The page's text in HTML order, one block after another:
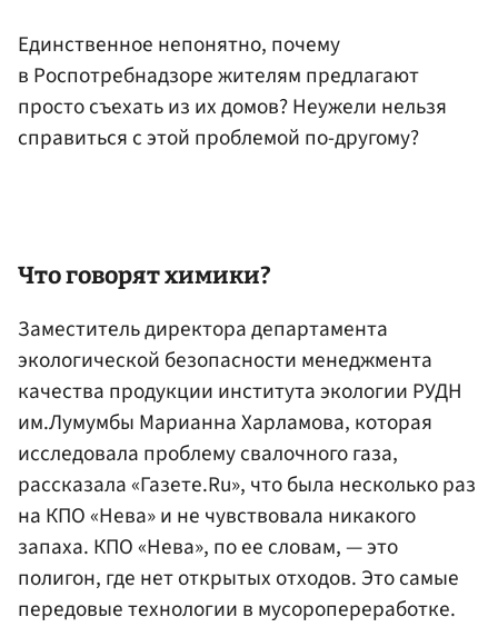
Единственное непонятно, почему
в Роспотребнадзоре жителям предлагают
просто съехать из их домов? Неужели нельзя
справиться с этой проблемой по-другому?
Что говорят химики?
Заместитель директора департамента
экологической безопасности менеджмента
качества продукции института экологии РУДН
им.Лумумбы Марианна Харламова, которая
исследовала проблему свалочного газа,
рассказала «Газете.Ru», что была несколько раз
на КПО «Нева» и не чувствовала никакого
запаха. КПО «Нева», по ее словам, — это
полигон, где нет открытых отходов. Это самые
передовые технологии в мусоропереработке.